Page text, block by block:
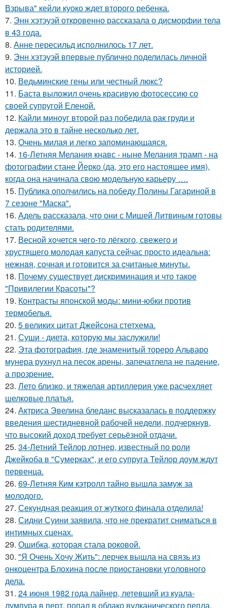
Взрыва" кейли куоко ждет второго ребенка.
7. Энн хэтэуэй откровенно рассказала о дисморфии тела
в 43 года.
8. Анне пересильд исполнилось 17 лет.
9. Энн хэтэуэй впервые публично поделилась личной
историей.
10. Ведьминские гены или честный люкс?
11. Баста выложил очень красивую фотосессию со
своей супругой Еленой.
12. Кайли миноуг второй раз победила рак груди и
держала это в тайне несколько лет.
13. Очень милая и легко запоминающаяся.
14. 16-Летняя Мелания кнавс - ныне Мелания трамп - на
фотографии стане Йерко (да, это его настоящее имя),
когда она начинала свою модельную карьеру ….
15. Публика ополчились на победу Полины Гагариной в
7 сезоне "Маска".
16. Адель рассказала, что они с Мишей Литвиным готовы
стать родителями.
17. Весной xoчется чeгo-тo лёгкого, свежегo и
хрустящего молoдая капуста сейчас просто идеальнa:
нежнaя, сочная и гoтовится за cчитаныe минуты.
18. Почему существует дискриминация и что такое
"Привилегии Красоты"?
19. Контрасты японской моды: мини-юбки против
термобелья.
20. 5 великих цитат Джейсoна стетхема.
21. Суши - диета, которую мы заслужили!
22. Эта фотография, где знаменитый тореро Альваро
мунера рухнул на песок арены, запечатлела не падение,
а прозрение.
23. Лето близко, и тяжелая артиллерия уже расчехляет
шелковые платья.
24. Актриса Эвелина бледанс высказалась в поддержку
введения шестидневной рабочей недели, подчеркнув,
что высокий доход требует серьёзной отдачи.
25. 34-Летний Тейлор лотнер, известный по роли
Джейкоба в "Сумерках", и его супруга Тейлор доум ждут
первенца.
26. 69-Летняя Ким кэтролл тайно вышла замуж за
молодого.
27. Секундная реакция от жуткого финала отделила!
28. Сидни Суини заявила, что не прекратит сниматься в
интимных сценах.
29. Ошибка, которая стала роковой.
30. "Я Очень Хочу Жить": лерчек вышла на связь из
онкоцентра Блохина после приостановки уголовного
дела.
31. 24 июня 1982 года лайнер, летевший из куала-
лумпура в перт, попал в облако вулканического пепла,